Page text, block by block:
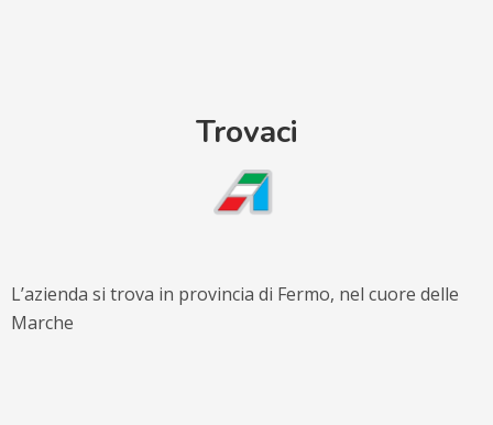
Trovaci
L’azienda si trova in provincia di Fermo, nel cuore delle
Marche